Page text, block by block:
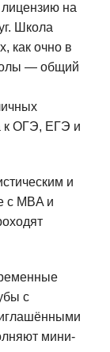
лицензию на
Школа
как очно в
— общий
к ОГЭ, ЕГЭ и
и
с MBA и
с
мини-